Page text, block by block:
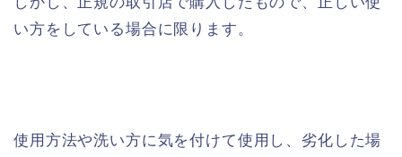
い方をしている場合に限ります。
使用方法や洗い方に気を付けて使用し、劣化した場